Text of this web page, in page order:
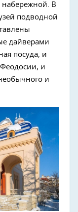
набережной. В
подводной
дайверами
посуда, и
и
и